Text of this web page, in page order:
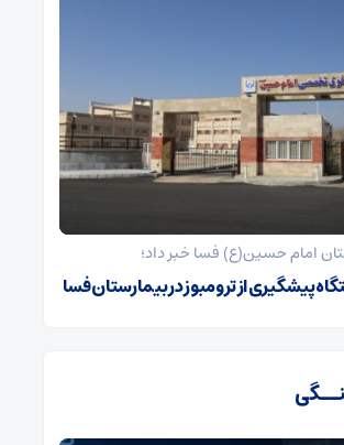
امام حسین(ع) فسا خبر داد؛
پیشگیری از ترومبوز در بیمارستان فسا